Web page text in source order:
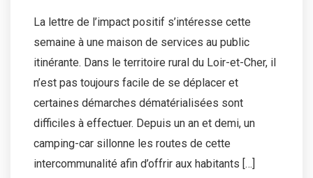
La lettre de l’impact positif s’intéresse cette
semaine à une maison de services au public
itinérante. Dans le territoire rural du Loir-et-Cher, il
n’est pas toujours facile de se déplacer et
certaines démarches dématérialisées sont
difficiles à effectuer. Depuis un an et demi, un
camping-car sillonne les routes de cette
intercommunalité afin d’offrir aux habitants […]